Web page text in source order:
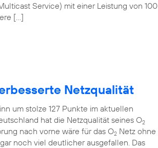
Service) mit einer Leistung von 100
[…]
Netzqualität
um stolze 127 Punkte im aktuellen
hat die Netzqualität seines O2
nach vorne wäre für das O2 Netz ohne
noch viel deutlicher ausgefallen. Das